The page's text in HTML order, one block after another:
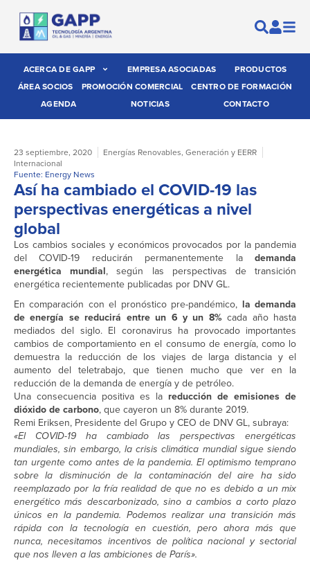
ACERCA DE GAPP EMPRESA ASOCIADAS
PRODUCTOS
ÁREA SOCIOS
PROMOCIÓN COMERCIAL
CENTRO DE FORMACIÓN
AGENDA
NOTICIAS CONTACTO
23 septiembre, 2020 Energías Renovables, Generación y EERR
Internacional
Fuente: Energy News
Así ha cambiado el COVID-19 las
perspectivas energéticas a nivel
global
Los cambios sociales y económicos provocados por la pandemia
del COVID-19 reducirán permanentemente la demanda
energética mundial, según las perspectivas de transición
energética recientemente publicadas por DNV GL.
En comparación con el pronóstico pre-pandémico, la demanda
de energía se reducirá entre un 6 y un 8%cada año hasta
mediados del siglo. El coronavirus ha provocado importantes
cambios de comportamiento en el consumo de energía, como lo
demuestra la reducción de los viajes de larga distancia y el
aumento del teletrabajo, que tienen mucho que ver en la
reducción de la demanda de energía y de petróleo.
Una consecuencia positiva es la reducción de emisiones de
dióxido de carbono, que cayeron un 8% durante 2019.
Remi Eriksen, Presidente del Grupo y CEO de DNV GL, subraya:
«El COVID-19 ha cambiado las perspectivas energéticas
mundiales, sin embargo, la crisis climática mundial sigue siendo
tan urgente como antes de la pandemia. El optimismo temprano
sobre la disminución de la contaminación del aire ha sido
reemplazado por la fría realidad de que no es debido a un mix
energético más descarbonizado, sino a cambios a corto plazo
únicos en la pandemia. Podemos realizar una transición más
rápida con la tecnología en cuestión, pero ahora más que
nunca, necesitamos incentivos de política nacional y sectorial
que nos lleven a las ambiciones de París».